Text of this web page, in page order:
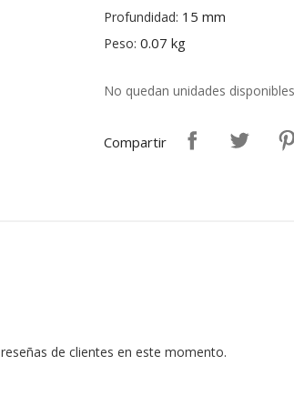
Profundidad: 15 mm
Peso: 0.07 kg
No quedan unidades disponibles
Compartir
de clientes en este momento.